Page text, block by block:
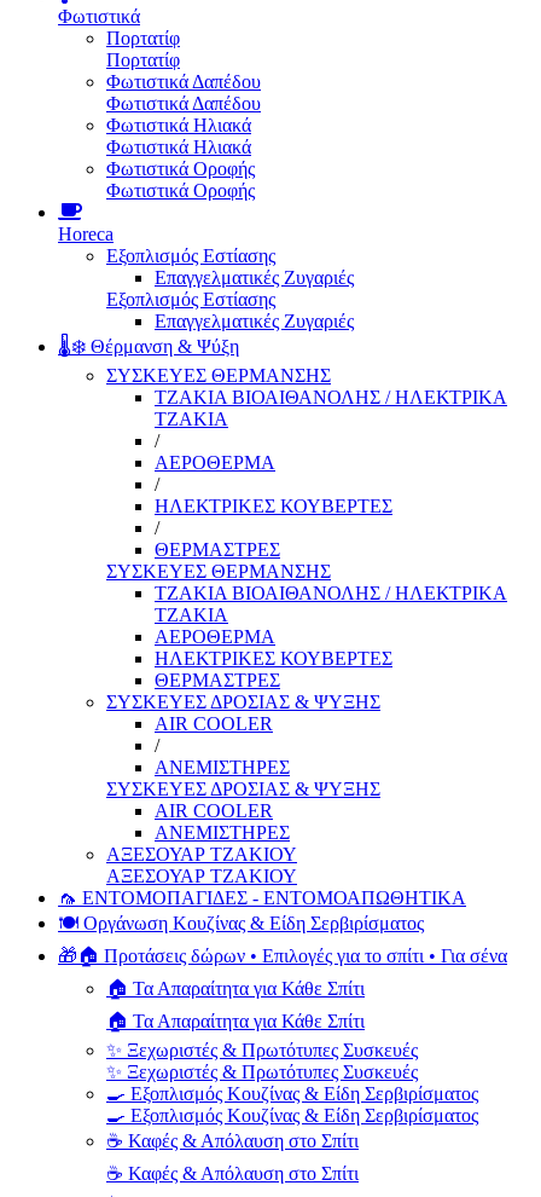
Φωτιστικά
Πορτατίφ
Πορτατίφ
Φωτιστικά Δαπέδου
Φωτιστικά Δαπέδου
Φωτιστικά Ηλιακά
Φωτιστικά Ηλιακά
Φωτιστικά Οροφής
Φωτιστικά Οροφής
Horeca
Εξοπλισμός Εστίασης
Επαγγελματικές Ζυγαριές
Εξοπλισμός Εστίασης
Επαγγελματικές Ζυγαριές
🌡️❄️ Θέρμανση & Ψύξη
ΣΥΣΚΕΥΕΣ ΘΕΡΜΑΝΣΗΣ
ΤΖΑΚΙΑ ΒΙΟΑΙΘΑΝΟΛΗΣ / ΗΛΕΚΤΡΙΚΑ
ΤΖΑΚΙΑ
/
ΑΕΡΟΘΕΡΜΑ
/
ΗΛΕΚΤΡΙΚΕΣ ΚΟΥΒΕΡΤΕΣ
/
ΘΕΡΜΑΣΤΡΕΣ
ΣΥΣΚΕΥΕΣ ΘΕΡΜΑΝΣΗΣ
ΤΖΑΚΙΑ ΒΙΟΑΙΘΑΝΟΛΗΣ / ΗΛΕΚΤΡΙΚΑ
ΤΖΑΚΙΑ
ΑΕΡΟΘΕΡΜΑ
ΗΛΕΚΤΡΙΚΕΣ ΚΟΥΒΕΡΤΕΣ
ΘΕΡΜΑΣΤΡΕΣ
ΣΥΣΚΕΥΕΣ ΔΡΟΣΙΑΣ & ΨΥΞΗΣ
AIR COOLER
/
ΑΝΕΜΙΣΤΗΡΕΣ
ΣΥΣΚΕΥΕΣ ΔΡΟΣΙΑΣ & ΨΥΞΗΣ
AIR COOLER
ΑΝΕΜΙΣΤΗΡΕΣ
ΑΞΕΣΟΥΑΡ ΤΖΑΚΙΟΥ
ΑΞΕΣΟΥΑΡ ΤΖΑΚΙΟΥ
🦟 ΕΝΤΟΜΟΠΑΓΙΔΕΣ - ΕΝΤΟΜΟΑΠΩΘΗΤΙΚΑ
🍽️ Οργάνωση Κουζίνας & Είδη Σερβιρίσματος
🎁🏠 Προτάσεις δώρων • Επιλογές για το σπίτι • Για σένα
🏠 Τα Απαραίτητα για Κάθε Σπίτι
🏠 Τα Απαραίτητα για Κάθε Σπίτι
✨ Ξεχωριστές & Πρωτότυπες Συσκευές
✨ Ξεχωριστές & Πρωτότυπες Συσκευές
🍳 Εξοπλισμός Κουζίνας & Είδη Σερβιρίσματος
🍳 Εξοπλισμός Κουζίνας & Είδη Σερβιρίσματος
☕ Καφές & Απόλαυση στο Σπίτι
☕ Καφές & Απόλαυση στο Σπίτι